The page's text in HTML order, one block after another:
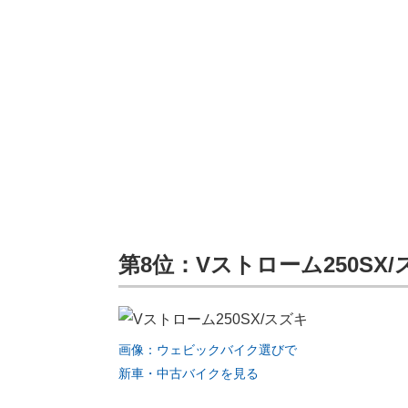
第8位：Vストローム250SX/
画像：ウェビックバイク選びで
新車・中古バイクを見る